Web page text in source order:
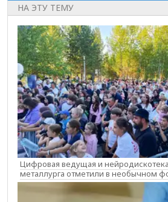
НА ЭТУ ТЕМУ
Цифровая ведущая и
металлурга отметили в необычном